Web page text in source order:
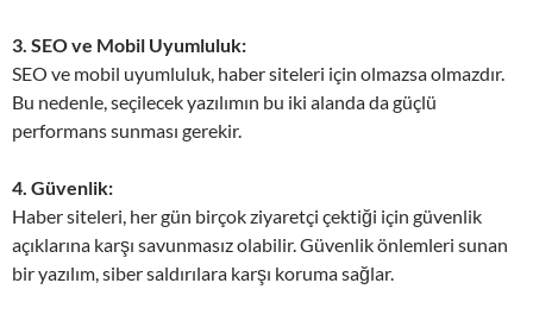
3. SEO ve Mobil Uyumluluk:
SEO ve mobil uyumluluk, haber siteleri için olmazsa olmazdır.
Bu nedenle, seçilecek yazılımın bu iki alanda da güçlü
performans sunması gerekir.
4. Güvenlik:
Haber siteleri, her gün birçok ziyaretçi çektiği için güvenlik
açıklarına karşı savunmasız olabilir. Güvenlik önlemleri sunan
bir yazılım, siber saldırılara karşı koruma sağlar.